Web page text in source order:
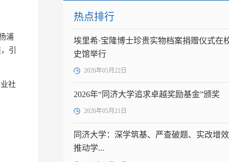
浦
引
社
热点排行
埃里希·宝隆博士珍贵实物档案捐赠仪式在
史馆举行
2026年05月22日
2026年“同济大学追求卓越奖励基金”颁奖
2026年05月21日
同济大学：深学筑基、严查破题、实改增
推动学...